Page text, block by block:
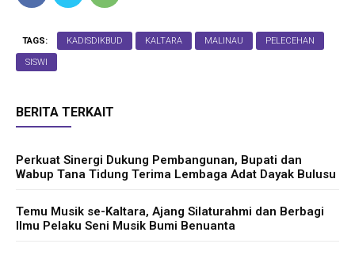
TAGS: KADISDIKBUD KALTARA MALINAU PELECEHAN
SISWI
BERITA TERKAIT
Perkuat Sinergi Dukung Pembangunan, Bupati dan
Wabup Tana Tidung Terima Lembaga Adat Dayak Bulusu
Temu Musik se-Kaltara, Ajang Silaturahmi dan Berbagi
Ilmu Pelaku Seni Musik Bumi Benuanta